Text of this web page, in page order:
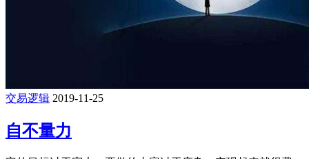
交易逻辑 2019-11-25
自不量力